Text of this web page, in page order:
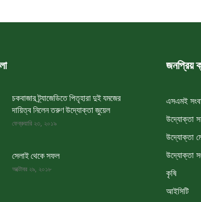
চকবাজার ট্র্যাজেডিতে পিতৃহারা দুই যমজের
দায়িত্ব নিলেন তরুণ উদ্যোক্তা জুয়েল
ফেব্রুয়ারি ২৩, ২০১৯
সেলাই থেকে সফল
অক্টোবর ২৯, ২০১৮
জনপ্রিয়
এসএমই
উদ্যোক্তা
উদ্যোক্তা
উদ্যোক্তা
কৃষি
আইসিটি